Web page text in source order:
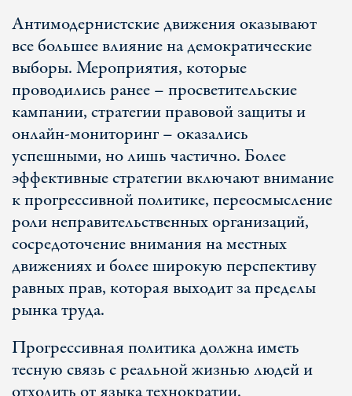
Антимодернистские движения оказывают
все большее влияние на демократические
выборы. Мероприятия, которые
проводились ранее – просветительские
кампании, стратегии правовой защиты и
онлайн-мониторинг – оказались
успешными, но лишь частично. Более
эффективные стратегии включают внимание
к прогрессивной политике, переосмысление
роли неправительственных организаций,
сосредоточение внимания на местных
движениях и более широкую перспективу
равных прав, которая выходит за пределы
рынка труда.
Прогрессивная политика должна иметь
тесную связь с реальной жизнью людей и